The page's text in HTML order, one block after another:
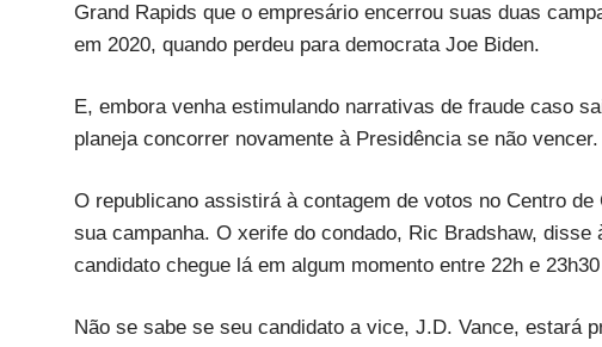
Grand Rapids que o empresário encerrou suas duas
em 2020, quando perdeu para democrata Joe Biden.
E, embora venha estimulando narrativas de fraude caso
planeja concorrer novamente à Presidência se não vencer.
O republicano assistirá à contagem de votos no Centro
sua campanha. O xerife do condado, Ric Bradshaw,
candidato chegue lá em algum momento entre 22h e
Não se sabe se seu candidato a vice, J.D. Vance, estará